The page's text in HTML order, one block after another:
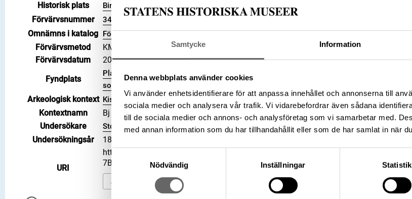
Samtycke Information
Denna webbplats använder cookies
Vi använder enhetsidentifierare för att anpassa innehållet och annonserna till
sociala medier och analysera vår trafik. Vi vidarebefordrar även sådana
till de sociala medier och annons- och analysföretag som vi samarbetar med.
med annan information som du har tillhandahållit eller som de har samlat in när
Nödvändig
Inställningar Statistik
Historisk plats
Birka, Adelsö socken
Förvärvsnummer 34000
Omnämns i katalog Förvärv: 34000 på Catview
Förvärvsmetod
KML
Förvärvsdatum
2000
Fyndplats
Plats: Björkö, Hemlanden, Fornlämning: L2017:1904, Socken: Adelsö
socken, Kommun: Ekerö kommun, Landskap: Uppland, Land: Sverige
Arkeologisk kontext Kistgrav, Grav, Hög: 733
Kontextnamn
Bj 733
Undersökare
Stolpe, Hjalmar
Undersökningsår 1879
URI
https://samlingar.shm.se/object/35FBD143-8A53-4184-9D48-
7BF2630D5255